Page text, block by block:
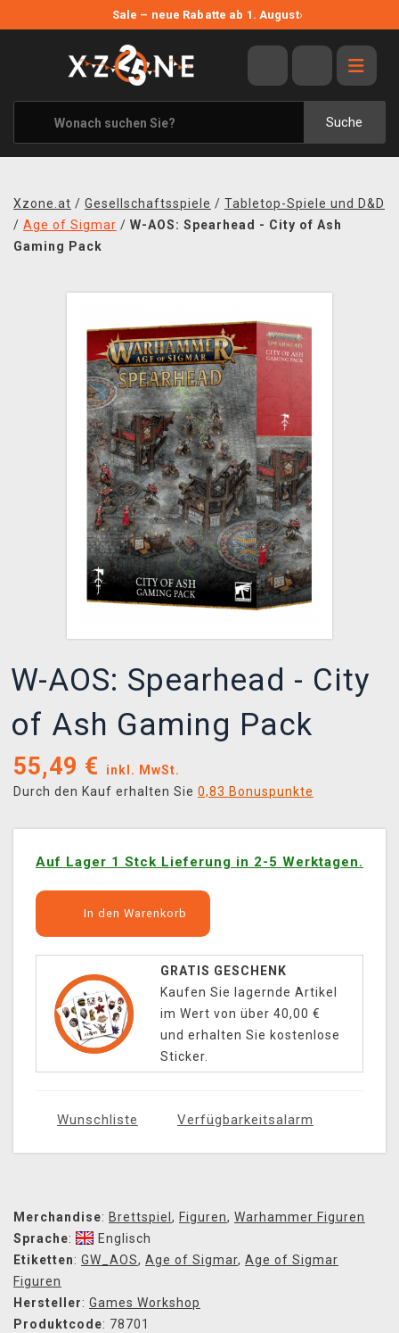
Sale – neue Rabatte ab 1. August›
Suche
ANGEBOTE
ALLE MARKEN
XZONE ORIGINALS
KLEIDUNG & ACCESSOIRES
BÜCHER & COMICS
KONTAKT
VERSAND
XZONE CLUB
Xzone.at / Gesellschaftsspiele / Tabletop-Spiele und D&D
/ Age of Sigmar / W-AOS: Spearhead - City of Ash
Gaming Pack
W-AOS: Spearhead - City
of Ash Gaming Pack
55,49 €
inkl. MwSt.
Durch den Kauf erhalten Sie 0,83 Bonuspunkte
Auf Lager 1 Stck Lieferung in 2-5 Werktagen.
In den Warenkorb
GRATIS GESCHENK
Kaufen Sie lagernde Artikel
im Wert von über 40,00 €
und erhalten Sie kostenlose
Sticker.
Wunschliste Verfügbarkeitsalarm
Merchandise: Brettspiel , Figuren, Warhammer Figuren
Sprache:
Englisch
Etiketten: GW_AOS, Age of Sigmar, Age of Sigmar
Figuren
Hersteller: Games Workshop
Produktcode: 78701